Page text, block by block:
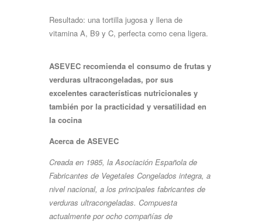
Resultado: una tortilla jugosa y llena de
vitamina A, B9 y C, perfecta como cena ligera.
ASEVEC recomienda el consumo de frutas y
verduras ultracongeladas, por sus
excelentes características nutricionales y
también por la practicidad y versatilidad en
la cocina
Acerca de ASEVEC
Creada en 1985, la Asociación Española de
Fabricantes de Vegetales Congelados integra, a
nivel nacional, a los principales fabricantes de
verduras ultracongeladas. Compuesta
actualmente por ocho compañías de